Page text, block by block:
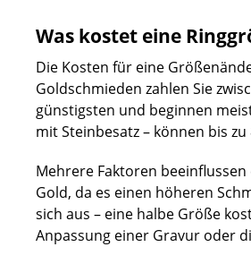
Was kostet eine
Die Kosten für eine
Goldschmieden zahlen Sie
günstigsten und beginnen
mit Steinbesatz – können bis
Mehrere Faktoren
Gold, da es einen höheren
sich aus – eine halbe Größe
Anpassung einer Gravur oder